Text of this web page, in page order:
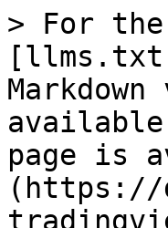
> For the
page is
(https://